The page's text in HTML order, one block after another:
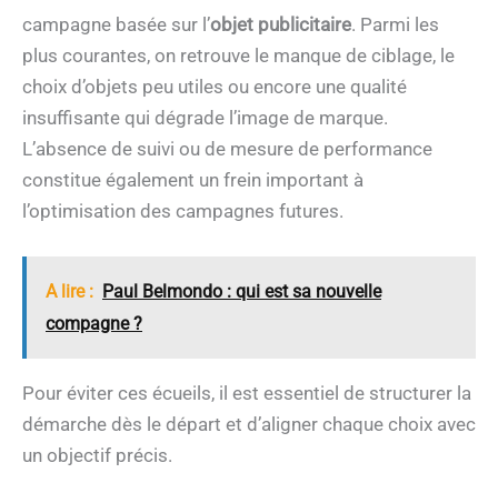
campagne basée sur l’objet publicitaire. Parmi les
plus courantes, on retrouve le manque de ciblage, le
choix d’objets peu utiles ou encore une qualité
insuffisante qui dégrade l’image de marque.
L’absence de suivi ou de mesure de performance
constitue également un frein important à
l’optimisation des campagnes futures.
A lire : Paul Belmondo : qui est sa nouvelle
compagne ?
Pour éviter ces écueils, il est essentiel de structurer la
démarche dès le départ et d’aligner chaque choix avec
un objectif précis.